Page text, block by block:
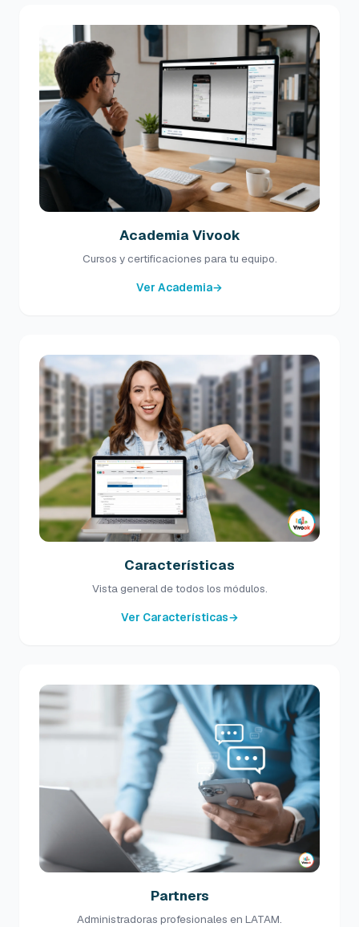
Academia Vivook
Cursos y certificaciones para tu equipo.
Ver Academia→
Características
Vista general de todos los módulos.
Ver Características→
Partners
Administradoras profesionales en LATAM.